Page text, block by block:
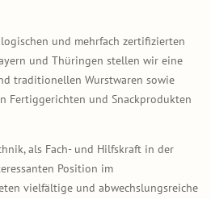
und mehrfach zertifizierten
und Thüringen stellen wir eine
traditionellen Wurstwaren sowie
Fertiggerichten und Snackprodukten
als Fach- und Hilfskraft in der
Position im
vielfältige und abwechslungsreiche